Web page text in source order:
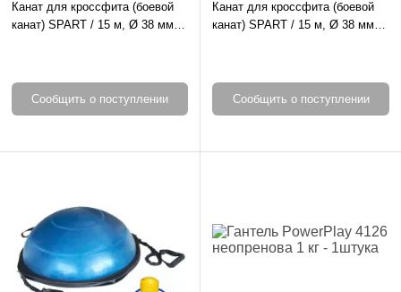
₴
Канат для кроссфита (боевой
канат) SPART / 15 м, Ø 38 мм, в
Сообщить о поступлении
Канат для кроссфита (боевой
канат) SPART / 15 м, Ø 38 мм,
Сообщить о поступлении